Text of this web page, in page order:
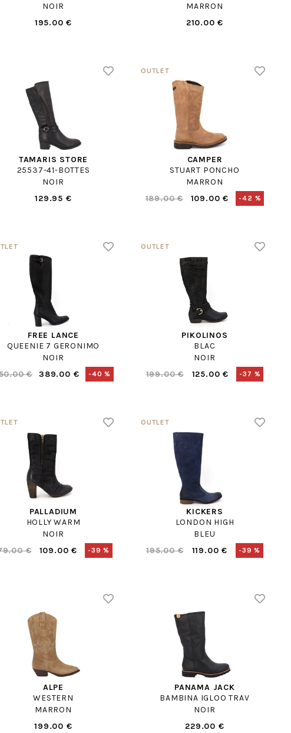
NOIR
195.00 €
MARRON
210.00 €
TAMARIS STORE
25537-41-BOTTES
NOIR
129.95 €
CAMPER
STUART PONCHO
MARRON
189.00 €
109.00 € -42 %
FREE LANCE
QUEENIE 7 GERONIMO
NOIR
€
389.00 € -40 %
PIKOLINOS
BLAC
NOIR
199.00 €
125.00 € -37 %
PALLADIUM
HOLLY WARM
NOIR
€
109.00 € -39 %
KICKERS
LONDON HIGH
BLEU
195.00 €
119.00 € -39 %
ALPE
WESTERN
MARRON
199.00 €
PANAMA JACK
BAMBINA IGLOO TRAV
NOIR
229.00 €